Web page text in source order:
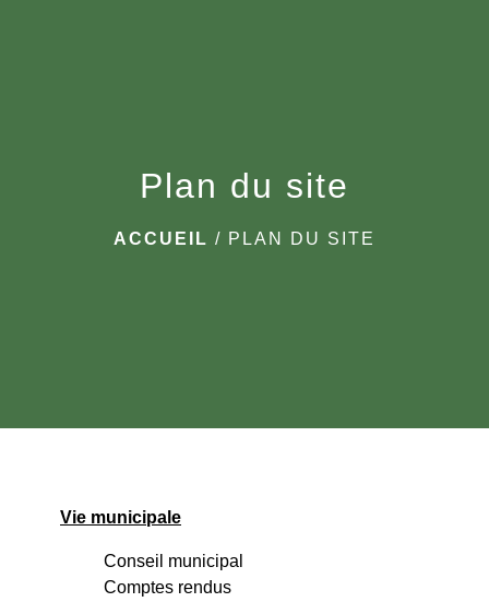
Plan du site
ACCUEIL / PLAN DU SITE
Vie municipale
Conseil municipal
Comptes rendus